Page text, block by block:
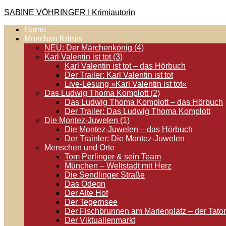
Zum
springen
SABINE VÖHRINGER I Krimiautorin
Krimis, bei denen das universell Menschliche im
Home
München Krimis
NEU: Der Märchenkönig (4)
Karl Valentin ist tot (3)
Karl Valentin ist tot – das Hörbuch
Der Trailer: Karl Valentin ist tot
Live-Lesung »Karl Valentin ist tot«
Das Ludwig Thoma Komplott (2)
Das Ludwig Thoma Komplott – das Hörbuch
Der Trailer: Das Ludwig Thoma Komplott
Die Montez-Juwelen (1)
Die Montez-Juwelen – das Hörbuch
Der Trainler: Die Montez-Juwelen
Menschen und Orte
Tom Perlinger & sein Team
München – Weltstadt mit Herz
Die Sendlinger Straße
Das Odeon
Der Alte Hof
Der Tegernsee
Der Fischbrunnen am Marienplatz – der
Der Viktualienmarkt